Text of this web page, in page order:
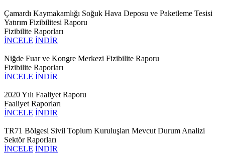
Çamardı Kaymakamlığı Soğuk Hava Deposu ve Paketleme Tesisi
Yatırım Fizibilitesi Raporu
Fizibilite Raporları
İNCELE İNDİR
Niğde Fuar ve Kongre Merkezi Fizibilite Raporu
Fizibilite Raporları
İNCELE İNDİR
2020 Yılı Faaliyet Raporu
Faaliyet Raporları
İNCELE İNDİR
TR71 Bölgesi Sivil Toplum Kuruluşları Mevcut Durum Analizi
Sektör Raporları
İNCELE İNDİR